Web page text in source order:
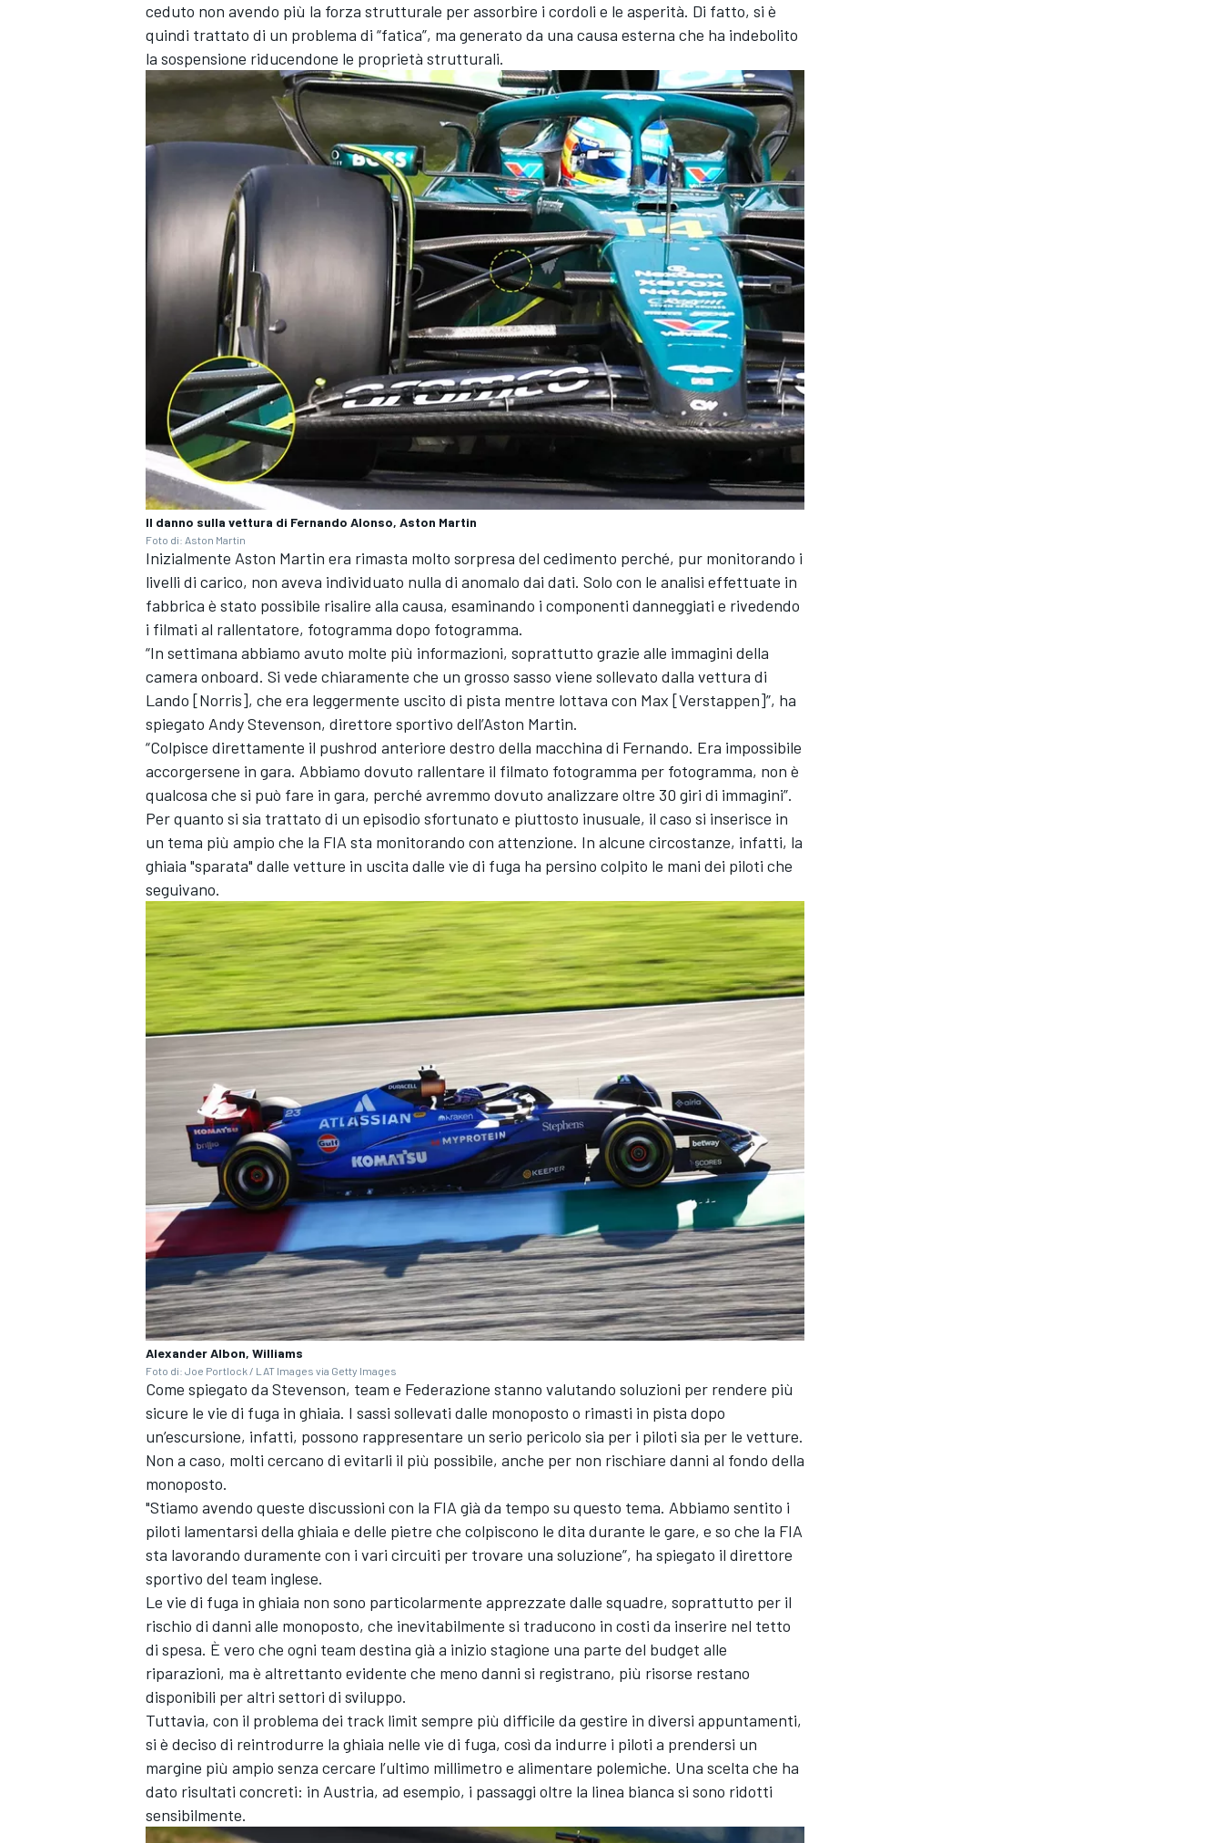
ENDURANCE/GT
MONOMARCA
RALLY
ceduto non avendo più la forza strutturale per assorbire i cordoli e le asperità. Di fatto, si è
quindi trattato di un problema di “fatica”, ma generato da una causa esterna che ha indebolito
la sospensione riducendone le proprietà strutturali.
Il danno sulla vettura di Fernando Alonso, Aston Martin
Foto di: Aston Martin
Inizialmente Aston Martin era rimasta molto sorpresa del cedimento perché, pur monitorando i
livelli di carico, non aveva individuato nulla di anomalo dai dati. Solo con le analisi effettuate in
fabbrica è stato possibile risalire alla causa, esaminando i componenti danneggiati e rivedendo
i filmati al rallentatore, fotogramma dopo fotogramma.
“In settimana abbiamo avuto molte più informazioni, soprattutto grazie alle immagini della
camera onboard. Si vede chiaramente che un grosso sasso viene sollevato dalla vettura di
Lando [Norris], che era leggermente uscito di pista mentre lottava con Max [Verstappen]”, ha
spiegato Andy Stevenson, direttore sportivo dell’Aston Martin.
“Colpisce direttamente il pushrod anteriore destro della macchina di Fernando. Era impossibile
accorgersene in gara. Abbiamo dovuto rallentare il filmato fotogramma per fotogramma, non è
qualcosa che si può fare in gara, perché avremmo dovuto analizzare oltre 30 giri di immagini”.
Per quanto si sia trattato di un episodio sfortunato e piuttosto inusuale, il caso si inserisce in
un tema più ampio che la FIA sta monitorando con attenzione. In alcune circostanze, infatti, la
ghiaia "sparata" dalle vetture in uscita dalle vie di fuga ha persino colpito le mani dei piloti che
seguivano.
Alexander Albon, Williams
Foto di: Joe Portlock / LAT Images via Getty Images
Come spiegato da Stevenson, team e Federazione stanno valutando soluzioni per rendere più
sicure le vie di fuga in ghiaia. I sassi sollevati dalle monoposto o rimasti in pista dopo
un’escursione, infatti, possono rappresentare un serio pericolo sia per i piloti sia per le vetture.
Non a caso, molti cercano di evitarli il più possibile, anche per non rischiare danni al fondo della
monoposto.
"Stiamo avendo queste discussioni con la FIA già da tempo su questo tema. Abbiamo sentito i
piloti lamentarsi della ghiaia e delle pietre che colpiscono le dita durante le gare, e so che la FIA
sta lavorando duramente con i vari circuiti per trovare una soluzione”, ha spiegato il direttore
sportivo del team inglese.
Le vie di fuga in ghiaia non sono particolarmente apprezzate dalle squadre, soprattutto per il
rischio di danni alle monoposto, che inevitabilmente si traducono in costi da inserire nel tetto
di spesa. È vero che ogni team destina già a inizio stagione una parte del budget alle
riparazioni, ma è altrettanto evidente che meno danni si registrano, più risorse restano
disponibili per altri settori di sviluppo.
Tuttavia, con il problema dei track limit sempre più difficile da gestire in diversi appuntamenti,
si è deciso di reintrodurre la ghiaia nelle vie di fuga, così da indurre i piloti a prendersi un
margine più ampio senza cercare l’ultimo millimetro e alimentare polemiche. Una scelta che ha
dato risultati concreti: in Austria, ad esempio, i passaggi oltre la linea bianca si sono ridotti
sensibilmente.